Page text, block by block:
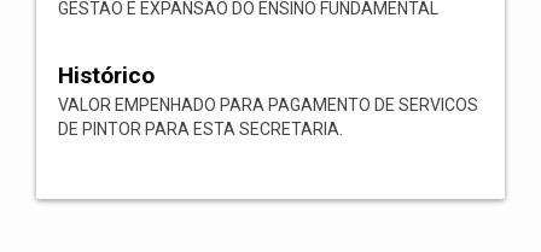
GESTAO E EXPANSAO DO ENSINO FUNDAMENTAL
Histórico
VALOR EMPENHADO PARA PAGAMENTO DE SERVICOS
DE PINTOR PARA ESTA SECRETARIA.